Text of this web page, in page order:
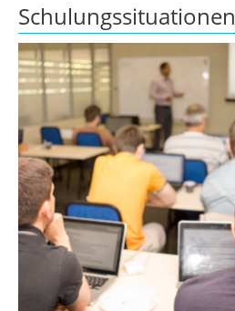
Schulungssituationen